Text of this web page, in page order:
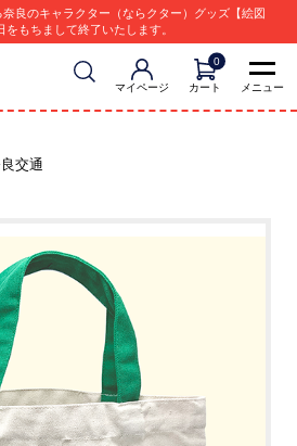
良のキャラクター（ならクター）グッズ【絵図
もちまして終了いたします。
マイページ カート
0
メニュー
交通